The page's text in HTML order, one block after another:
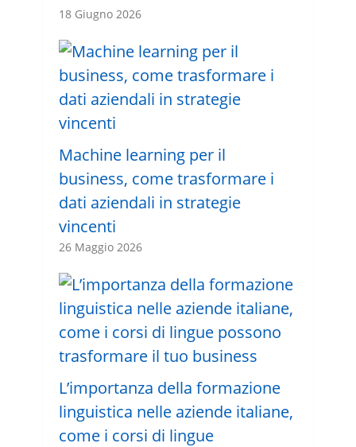
18 Giugno 2026
Machine learning per il
business, come trasformare i
dati aziendali in strategie
vincenti
26 Maggio 2026
L’importanza della formazione
linguistica nelle aziende italiane,
come i corsi di lingue